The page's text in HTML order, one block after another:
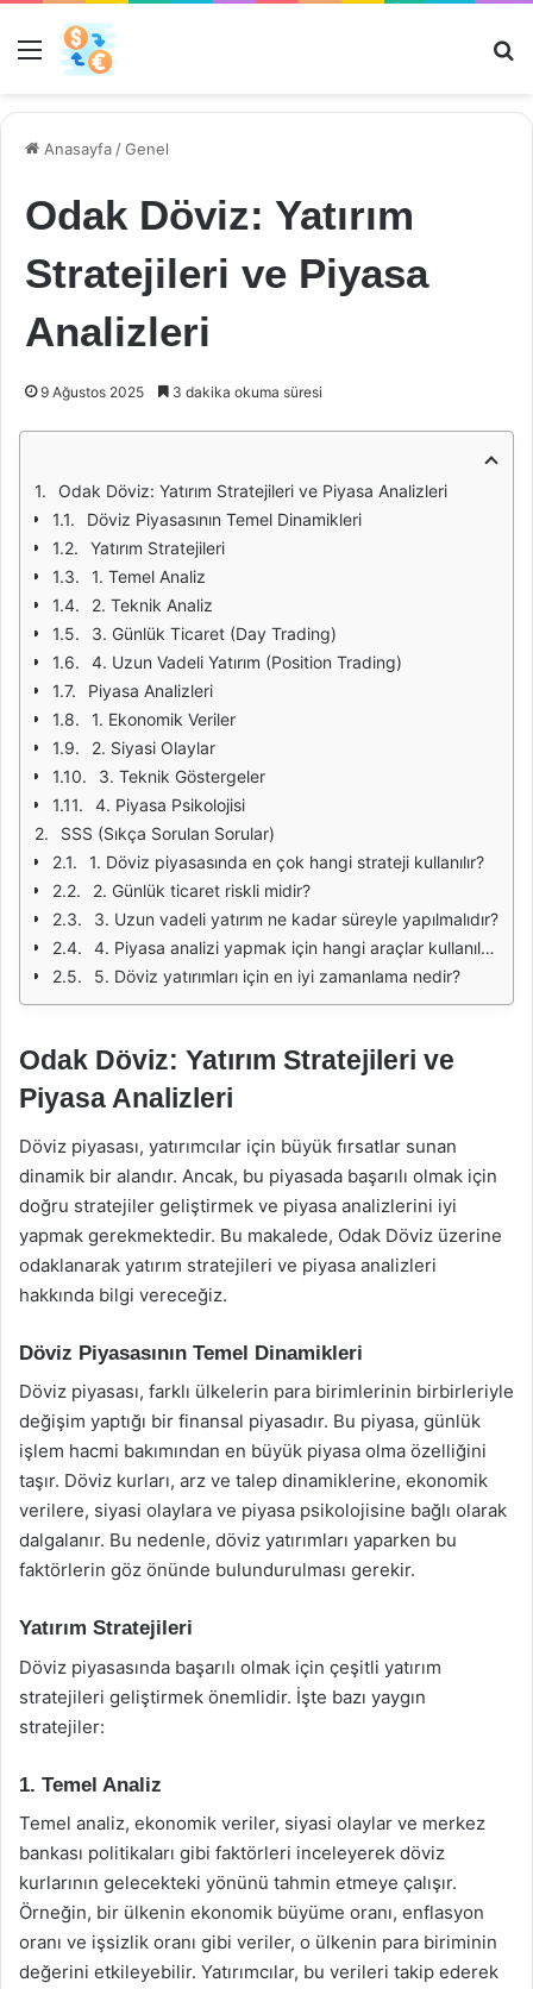
Menü
Anasayfa /Genel
Odak Döviz: Yatırım
Stratejileri ve Piyasa
Analizleri
9 Ağustos 2025 3 dakika okuma süresi
Odak Döviz: Yatırım Stratejileri ve Piyasa Analizleri
Döviz Piyasasının Temel Dinamikleri
Yatırım Stratejileri
1. Temel Analiz
2. Teknik Analiz
3. Günlük Ticaret (Day Trading)
4. Uzun Vadeli Yatırım (Position Trading)
Piyasa Analizleri
1. Ekonomik Veriler
2. Siyasi Olaylar
3. Teknik Göstergeler
4. Piyasa Psikolojisi
SSS (Sıkça Sorulan Sorular)
1. Döviz piyasasında en çok hangi strateji kullanılır?
2. Günlük ticaret riskli midir?
3. Uzun vadeli yatırım ne kadar süreyle yapılmalıdır?
4. Piyasa analizi yapmak için hangi araçlar kullanılabilir?
5. Döviz yatırımları için en iyi zamanlama nedir?
Odak Döviz: Yatırım Stratejileri ve
Piyasa Analizleri
Döviz piyasası, yatırımcılar için büyük fırsatlar sunan
dinamik bir alandır. Ancak, bu piyasada başarılı olmak için
doğru stratejiler geliştirmek ve piyasa analizlerini iyi
yapmak gerekmektedir. Bu makalede, Odak Döviz üzerine
odaklanarak yatırım stratejileri ve piyasa analizleri
hakkında bilgi vereceğiz.
Döviz Piyasasının Temel Dinamikleri
Döviz piyasası, farklı ülkelerin para birimlerinin birbirleriyle
değişim yaptığı bir finansal piyasadır. Bu piyasa, günlük
işlem hacmi bakımından en büyük piyasa olma özelliğini
taşır. Döviz kurları, arz ve talep dinamiklerine, ekonomik
verilere, siyasi olaylara ve piyasa psikolojisine bağlı olarak
dalgalanır. Bu nedenle, döviz yatırımları yaparken bu
faktörlerin göz önünde bulundurulması gerekir.
Yatırım Stratejileri
Döviz piyasasında başarılı olmak için çeşitli yatırım
stratejileri geliştirmek önemlidir. İşte bazı yaygın
stratejiler:
1. Temel Analiz
Temel analiz, ekonomik veriler, siyasi olaylar ve merkez
bankası politikaları gibi faktörleri inceleyerek döviz
kurlarının gelecekteki yönünü tahmin etmeye çalışır.
Örneğin, bir ülkenin ekonomik büyüme oranı, enflasyon
oranı ve işsizlik oranı gibi veriler, o ülkenin para biriminin
değerini etkileyebilir. Yatırımcılar, bu verileri takip ederek